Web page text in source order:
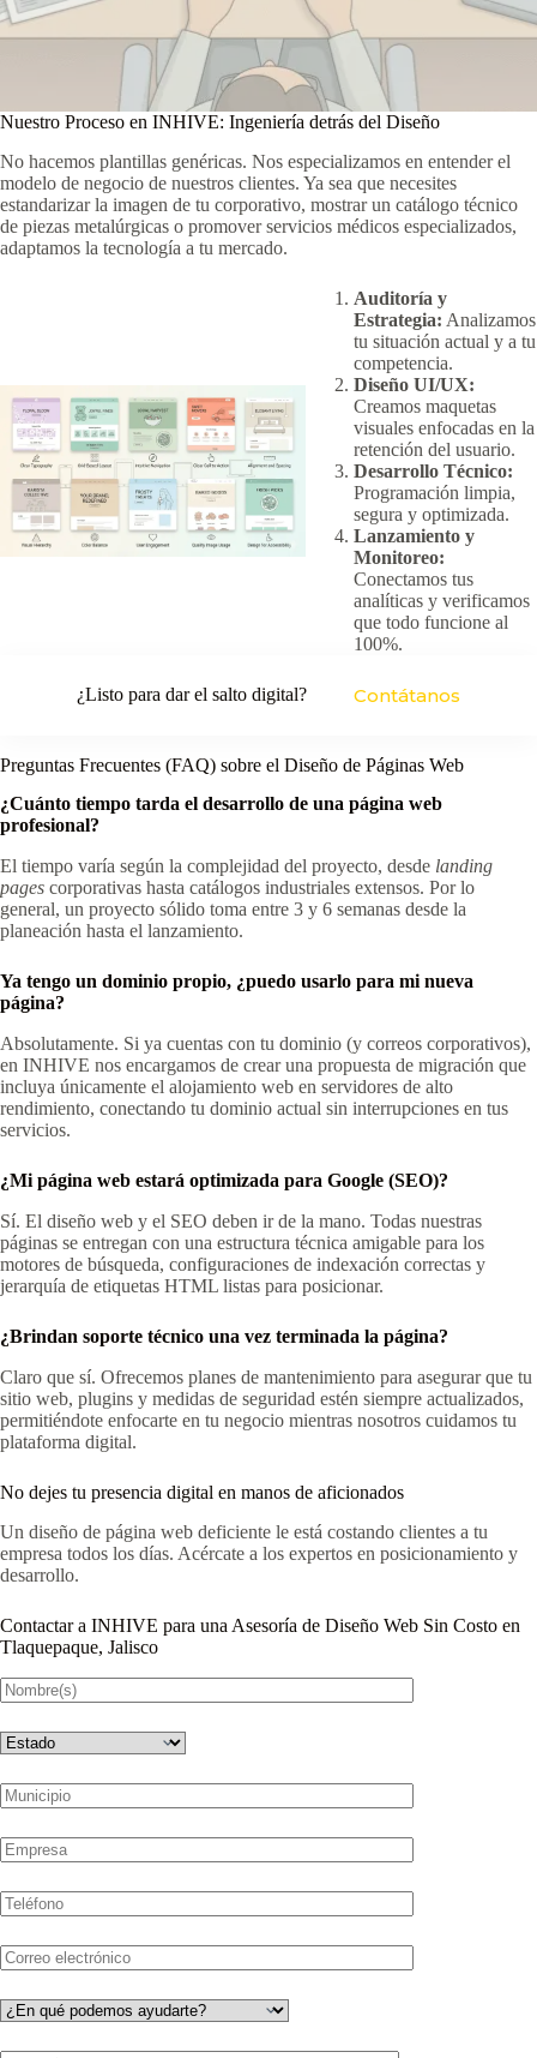
Nuestro Proceso en INHIVE: Ingeniería detrás del Diseño
No hacemos plantillas genéricas. Nos especializamos en entender el
modelo de negocio de nuestros clientes. Ya sea que necesites
estandarizar la imagen de tu corporativo, mostrar un catálogo técnico
de piezas metalúrgicas o promover servicios médicos especializados,
adaptamos la tecnología a tu mercado.
Auditoría y
Estrategia: Analizamos
tu situación actual y a tu
competencia.
Diseño UI/UX:
Creamos maquetas
visuales enfocadas en la
retención del usuario.
Desarrollo Técnico:
Programación limpia,
segura y optimizada.
Lanzamiento y
Monitoreo:
Conectamos tus
analíticas y verificamos
que todo funcione al
100%.
¿Listo para dar el salto digital? Contátanos
Preguntas Frecuentes (FAQ) sobre el Diseño de Páginas Web
¿Cuánto tiempo tarda el desarrollo de una página web
profesional?
El tiempo varía según la complejidad del proyecto, desde landing
pages corporativas hasta catálogos industriales extensos. Por lo
general, un proyecto sólido toma entre 3 y 6 semanas desde la
planeación hasta el lanzamiento.
Ya tengo un dominio propio, ¿puedo usarlo para mi nueva
página?
Absolutamente. Si ya cuentas con tu dominio (y correos corporativos),
en INHIVE nos encargamos de crear una propuesta de migración que
incluya únicamente el alojamiento web en servidores de alto
rendimiento, conectando tu dominio actual sin interrupciones en tus
servicios.
¿Mi página web estará optimizada para Google (SEO)?
Sí. El diseño web y el SEO deben ir de la mano. Todas nuestras
páginas se entregan con una estructura técnica amigable para los
motores de búsqueda, configuraciones de indexación correctas y
jerarquía de etiquetas HTML listas para posicionar.
¿Brindan soporte técnico una vez terminada la página?
Claro que sí. Ofrecemos planes de mantenimiento para asegurar que tu
sitio web, plugins y medidas de seguridad estén siempre actualizados,
permitiéndote enfocarte en tu negocio mientras nosotros cuidamos tu
plataforma digital.
No dejes tu presencia digital en manos de aficionados
Un diseño de página web deficiente le está costando clientes a tu
empresa todos los días. Acércate a los expertos en posicionamiento y
desarrollo.
Contactar a INHIVE para una Asesoría de Diseño Web Sin Costo en
Tlaquepaque, Jalisco